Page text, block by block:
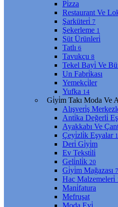
Pi̇zza
Restaurant Ve
Şarküteri̇ 7
Şekerleme 1
Süt Ürünleri̇
Tatlı 6
Tavukçu 8
Tekel Bayi̇ Ve
Un Fabri̇kası
Yemekçi̇ler
Yufka 14
Gi̇yi̇m Takı Moda Ve
Alışveri̇ş
Anti̇ka Değerli̇
Ayakkabı Ve
Çeyi̇zli̇k Eşyalar 1
Deri̇ Gi̇yi̇m
Ev Teksti̇li̇
Geli̇nli̇k 20
Gi̇yi̇m Mağazası
Hac Malzemeleri̇
Mani̇fatura
Mefruşat
Moda Evi̇